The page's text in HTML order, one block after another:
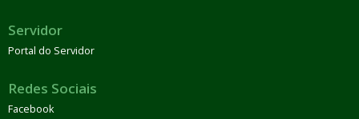
Servidor
Portal do Servidor
Redes Sociais
Facebook